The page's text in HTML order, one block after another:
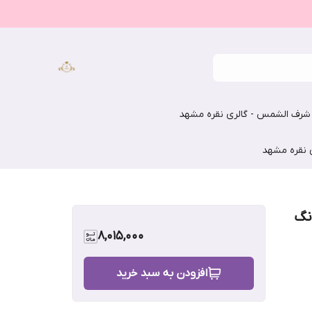
الشمس - گالری نقره مشهد
نقره مشهد
8,015,000
افزودن به سبد خرید